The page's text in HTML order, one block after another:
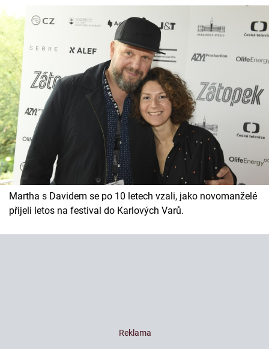
Martha s Davidem se po 10 letech vzali, jako novomanželé
přijeli letos na festival do Karlových Varů.